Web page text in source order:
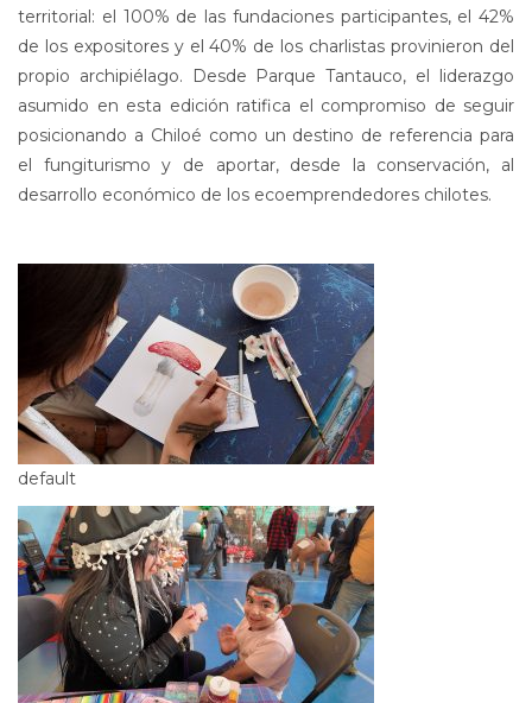
territorial: el 100% de las fundaciones participantes, el 42%
de los expositores y el 40% de los charlistas provinieron del
propio archipiélago. Desde Parque Tantauco, el liderazgo
asumido en esta edición ratifica el compromiso de seguir
posicionando a Chiloé como un destino de referencia para
el fungiturismo y de aportar, desde la conservación, al
desarrollo económico de los ecoemprendedores chilotes.
default